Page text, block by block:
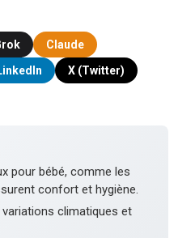
Claude
X (Twitter)
pour bébé, comme les
confort et hygiène.
variations climatiques et